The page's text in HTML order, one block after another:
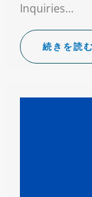
Inquiries…
続きを読む